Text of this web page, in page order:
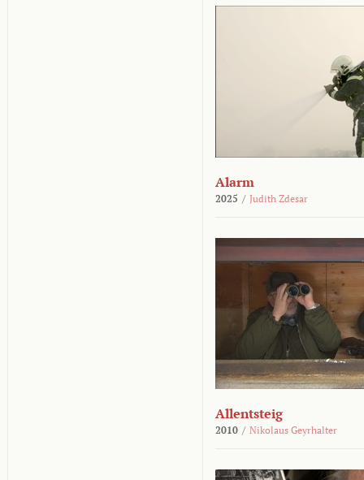
Alarm
2025 / Judith Zdesar
Allentsteig
2010 / Nikolaus Geyrhalter